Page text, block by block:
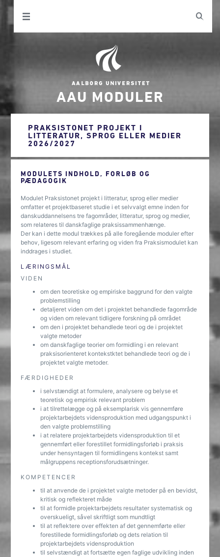
AAU MODULER
PRAKSISTONET PROJEKT I
LITTERATUR, SPROG ELLER MEDIER
2026/2027
MODULETS INDHOLD, FORLØB OG
PÆDAGOGIK
Modulet Praksistonet projekt i litteratur, sprog eller medier
omfatter et projektbaseret studie i et selvvalgt emne inden for
danskuddannelsens tre fagområder, litteratur, sprog og medier,
som relateres til danskfaglige praksissammenhænge.
Der kan i dette modul trækkes på alle foregående moduler efter
behov, ligesom relevant erfaring og viden fra Praksismodulet kan
inddrages i studiet.
LÆRINGSMÅL
VIDEN
om den teoretiske og empiriske baggrund for den valgte
problemstilling
detaljeret viden om det i projektet behandlede fagområde
og viden om relevant tidligere forskning på området
om den i projektet behandlede teori og de i projektet
valgte metoder
om danskfaglige teorier om formidling i en relevant
praksisorienteret kontekstktet behandlede teori og de i
projektet valgte metoder.
FÆRDIGHEDER
i selvstændigt at formulere, analysere og belyse et
teoretisk og empirisk relevant problem
i at tilrettelægge og på eksemplarisk vis gennemføre
projektarbejdets vidensproduktion med udgangspunkt i
den valgte problemstilling
i at relatere projektarbejdets vidensproduktion til et
gennemført eller forestillet formidlingsforløb i praksis
under hensyntagen til formidlingens kontekst samt
målgruppens receptionsforudsætninger.
KOMPETENCER
til at anvende de i projektet valgte metoder på en bevidst,
kritisk og reflekteret måde
til at formidle projektarbejdets resultater systematisk og
overskueligt, såvel skriftligt som mundtligt
til at reflektere over effekten af det gennemførte eller
forestillede formidlingsforløb og dets relation til
projektarbejdets vidensproduktion
til selvstændigt at fortsætte egen faglige udvikling inden